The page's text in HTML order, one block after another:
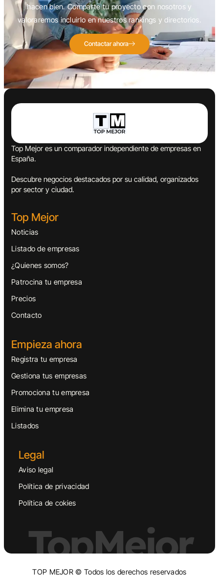
hacen bien. Comparte tu proyecto con nosotros y
valoraremos incluirlo en nuestros rankings y directorios.
Contactar ahora
Top Mejor es un comparador independiente de empresas en
España.
Descubre negocios destacados por su calidad, organizados
por sector y ciudad.
Top Mejor
Noticias
Listado de empresas
¿Quienes somos?
Patrocina tu empresa
Precios
Contacto
Empieza ahora
Registra tu empresa
Gestiona tus empresas
Promociona tu empresa
Elimina tu empresa
Listados
Legal
Aviso legal
Política de privacidad
Política de cokies
TopMejor
TOP MEJOR © Todos los derechos reservados